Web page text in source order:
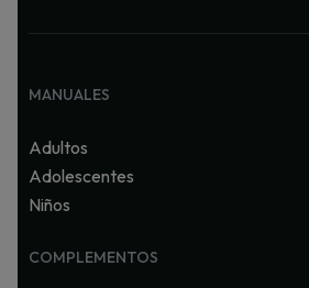
MANUALES
Adultos
Adolescentes
Niños
COMPLEMENTOS